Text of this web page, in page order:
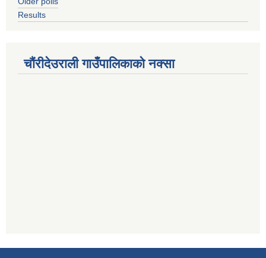
Results
चौंरीदेउराली गाउँपालिकाको नक्सा